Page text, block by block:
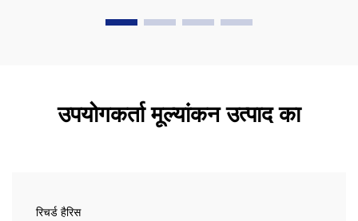
उपयोगकर्ता मूल्यांकन उत्पाद का
रिचर्ड हैरिस